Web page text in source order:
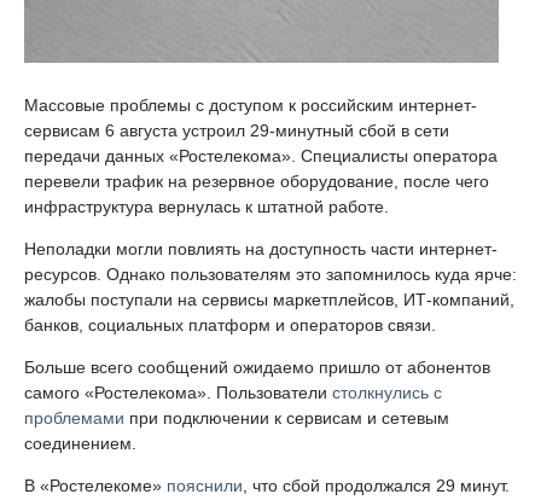
Массовые проблемы с доступом к российским интернет-
сервисам 6 августа устроил 29-минутный сбой в сети
передачи данных «Ростелекома». Специалисты оператора
перевели трафик на резервное оборудование, после чего
инфраструктура вернулась к штатной работе.
Неполадки могли повлиять на доступность части интернет-
ресурсов. Однако пользователям это запомнилось куда ярче:
жалобы поступали на сервисы маркетплейсов, ИТ-компаний,
банков, социальных платформ и операторов связи.
Больше всего сообщений ожидаемо пришло от абонентов
самого «Ростелекома». Пользователи столкнулись с
проблемами при подключении к сервисам и сетевым
соединением.
В «Ростелекоме» пояснили , что сбой продолжался 29 минут.